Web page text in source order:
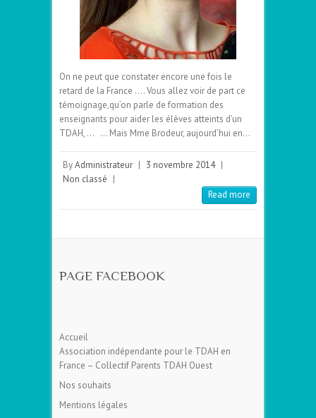
On ne peut que constater encore une fois le
retard de la France …. Vous allez voir de part ce
témoignage,qu’on parle de formation des
enseignants pour aider les élèves atteints d’un
TDAH, … … Mais Mme Brodeur, aujourd’hui en…
ByAdministrateur 3 novembre 2014
Non classé
Read more
PAGE FACEBOOK
Accueil
Association indépendante pour le TDAH en
France – Collectif Parents TDAH Ouest
Nos souhaits
Mentions légales